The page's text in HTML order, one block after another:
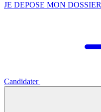
JE DEPOSE MON DOSSIER
Candidater